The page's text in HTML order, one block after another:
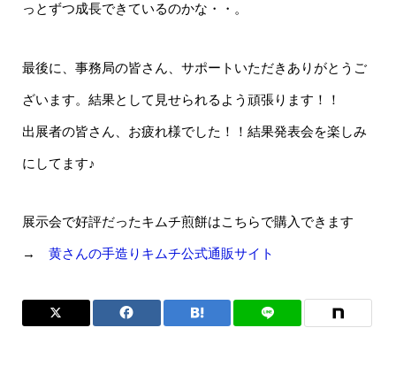
っとずつ成長できているのかな・・。
最後に、事務局の皆さん、サポートいただきありがとうご
ざいます。結果として見せられるよう頑張ります！！
出展者の皆さん、お疲れ様でした！！結果発表会を楽しみ
にしてます♪
展示会で好評だったキムチ煎餅はこちらで購入できます
→ 黄さんの手造りキムチ公式通販サイト